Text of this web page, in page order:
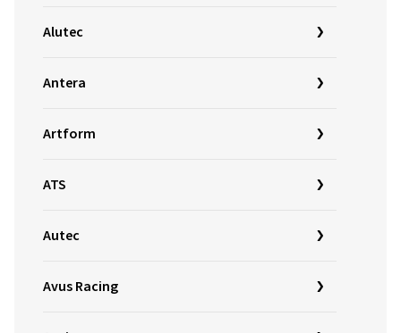
Alutec
Antera
Artform
ATS
Autec
Avus Racing